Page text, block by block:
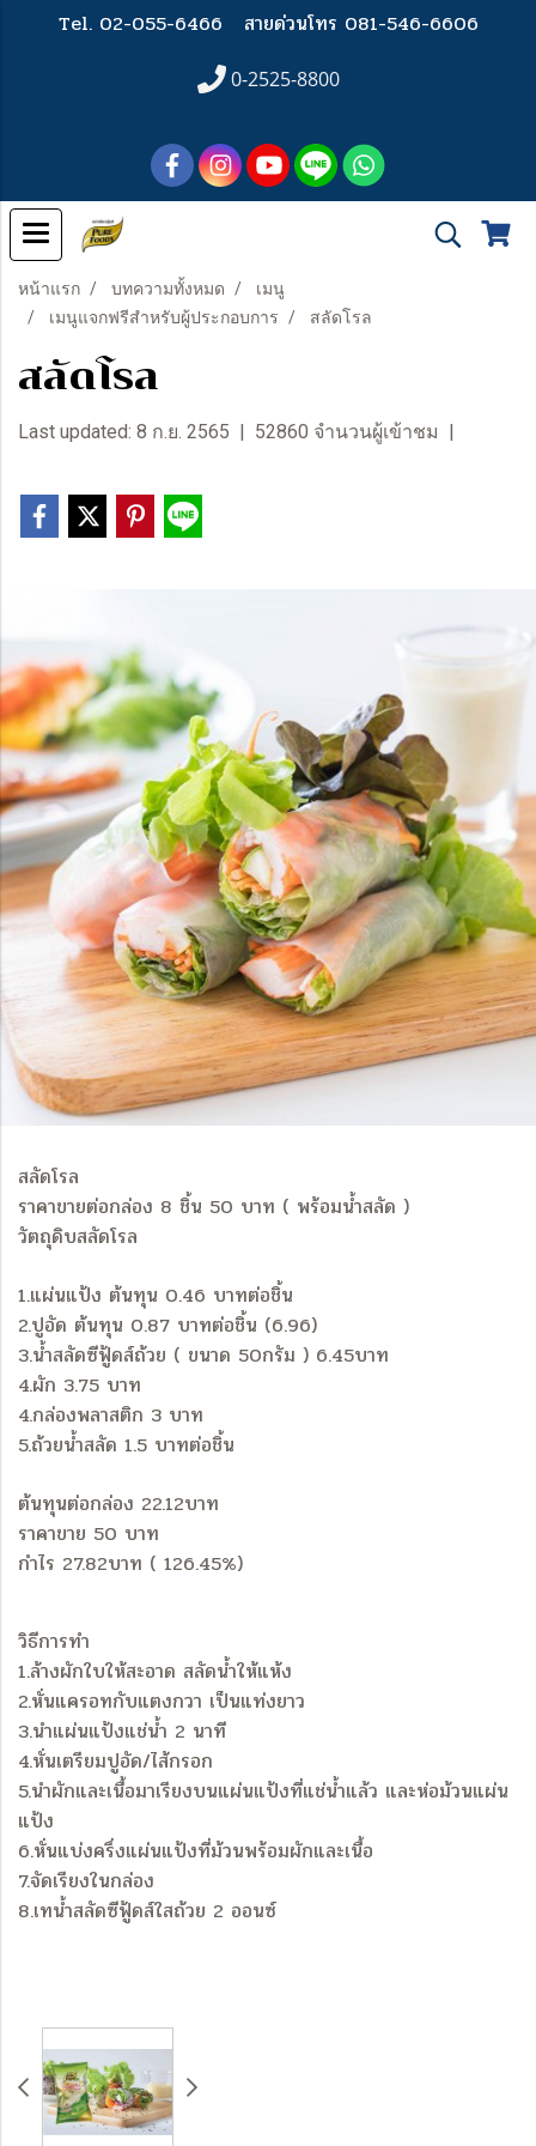
Tel. 02-055-6466 สายด่วนโทร 081-546-6606
0-2525-8800
หน้าแรก บทความทั้งหมด
เมนู
เมนูแจกฟรีสำหรับผู้ประกอบการ
สลัดโรล
สลัดโรล
Last updated: 8 ก.ย. 2565 | 52860 จำนวนผู้เข้าชม |
สลัดโรล
ราคาขายต่อกล่อง 8 ชิ้น 50 บาท ( พร้อมน้ำสลัด )
วัตถุดิบสลัดโรล
1.แผ่นแป้ง ต้นทุน 0.46 บาทต่อชิ้น
2.ปูอัด ต้นทุน 0.87 บาทต่อชิ้น (6.96)
3.น้ำสลัดซีฟู้ดส์ถ้วย ( ขนาด 50กรัม ) 6.45บาท
4.ผัก 3.75 บาท
4.กล่องพลาสติก 3 บาท
5.ถ้วยน้ำสลัด 1.5 บาทต่อชิ้น
ต้นทุนต่อกล่อง 22.12บาท
ราคาขาย 50 บาท
กำไร 27.82บาท ( 126.45%)
วิธีการทำ
1.ล้างผักใบให้สะอาด สลัดน้ำให้แห้ง
2.หั่นแครอทกับแตงกวา เป็นแท่งยาว
3.นำแผ่นแป้งแช่น้ำ 2 นาที
4.หั่นเตรียมปูอัด/ไส้กรอก
5.นำผักและเนื้อมาเรียงบนแผ่นแป้งที่แช่น้ำแล้ว และห่อม้วนแผ่น
แป้ง
6.หั่นแบ่งครึ่งแผ่นแป้งที่ม้วนพร้อมผักและเนื้อ
7.จัดเรียงในกล่อง
8.เทน้ำสลัดซีฟู้ดส์ใสถ้วย 2 ออนซ์